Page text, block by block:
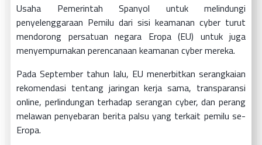
Usaha Pemerintah Spanyol untuk melindungi
penyelenggaraan Pemilu dari sisi keamanan cyber turut
mendorong persatuan negara Eropa (EU) untuk juga
menyempurnakan perencanaan keamanan cyber mereka.
Pada September tahun lalu, EU menerbitkan serangkaian
rekomendasi tentang jaringan kerja sama, transparansi
online, perlindungan terhadap serangan cyber, dan perang
melawan penyebaran berita palsu yang terkait pemilu se-
Eropa.